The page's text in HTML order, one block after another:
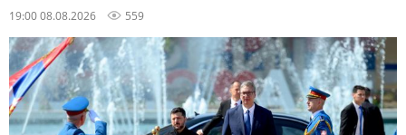
19:00 08.08.2026 559